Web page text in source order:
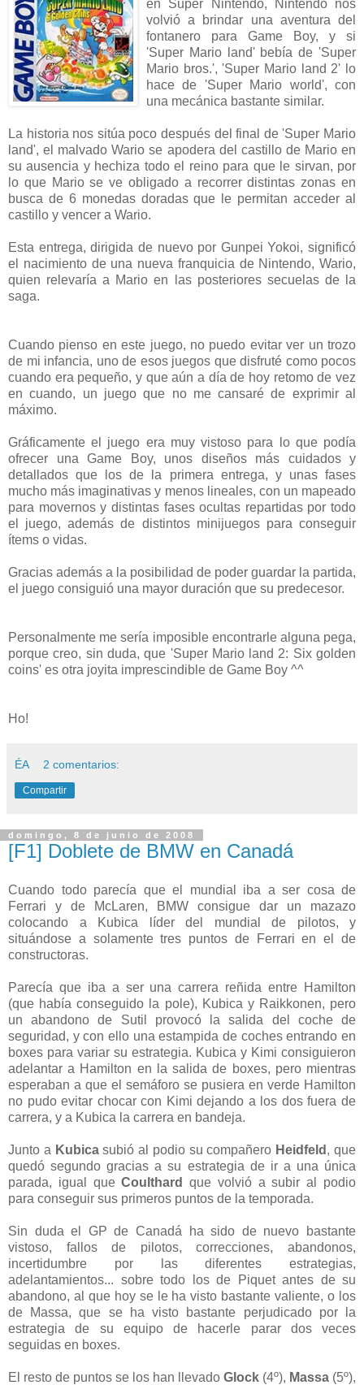
en Super Nintendo, Nintendo nos
volvió a brindar una aventura del
fontanero para Game Boy, y si
'Super Mario land' bebía de 'Super
Mario bros.', 'Super Mario land 2' lo
hace de 'Super Mario world', con
una mecánica bastante similar.
La historia nos sitúa poco después del final de 'Super Mario
land', el malvado Wario se apodera del castillo de Mario en
su ausencia y hechiza todo el reino para que le sirvan, por
lo que Mario se ve obligado a recorrer distintas zonas en
busca de 6 monedas doradas que le permitan acceder al
castillo y vencer a Wario.
Esta entrega, dirigida de nuevo por Gunpei Yokoi, significó
el nacimiento de una nueva franquicia de Nintendo, Wario,
quien relevaría a Mario en las posteriores secuelas de la
saga.
Cuando pienso en este juego, no puedo evitar ver un trozo
de mi infancia, uno de esos juegos que disfruté como pocos
cuando era pequeño, y que aún a día de hoy retomo de vez
en cuando, un juego que no me cansaré de exprimir al
máximo.
Gráficamente el juego era muy vistoso para lo que podía
ofrecer una Game Boy, unos diseños más cuidados y
detallados que los de la primera entrega, y unas fases
mucho más imaginativas y menos lineales, con un mapeado
para movernos y distintas fases ocultas repartidas por todo
el juego, además de distintos minijuegos para conseguir
ítems o vidas.
Gracias además a la posibilidad de poder guardar la partida,
el juego consiguió una mayor duración que su predecesor.
Personalmente me sería imposible encontrarle alguna pega,
porque creo, sin duda, que 'Super Mario land 2: Six golden
coins' es otra joyita imprescindible de Game Boy ^^
Ho!
ÉA 2 comentarios:
Compartir
domingo, 8 de junio de 2008
[F1] Doblete de BMW en Canadá
Cuando todo parecía que el mundial iba a ser cosa de
Ferrari y de McLaren, BMW consigue dar un mazazo
colocando a Kubica líder del mundial de pilotos, y
situándose a solamente tres puntos de Ferrari en el de
constructoras.
Parecía que iba a ser una carrera reñida entre Hamilton
(que había conseguido la pole), Kubica y Raikkonen, pero
un abandono de Sutil provocó la salida del coche de
seguridad, y con ello una estampida de coches entrando en
boxes para variar su estrategia. Kubica y Kimi consiguieron
adelantar a Hamilton en la salida de boxes, pero mientras
esperaban a que el semáforo se pusiera en verde Hamilton
no pudo evitar chocar con Kimi dejando a los dos fuera de
carrera, y a Kubica la carrera en bandeja.
Junto a Kubicasubió al podio su compañero Heidfeld , que
quedó segundo gracias a su estrategia de ir a una única
parada, igual queCoulthard
que volvió a subir al podio
para conseguir sus primeros puntos de la temporada.
Sin duda el GP de Canadá ha sido de nuevo bastante
vistoso, fallos de pilotos, correcciones, abandonos,
incertidumbre por las diferentes estrategias,
adelantamientos... sobre todo los de Piquet antes de su
abandono, al que hoy se le ha visto bastante valiente, o los
de Massa, que se ha visto bastante perjudicado por la
estrategia de su equipo de hacerle parar dos veces
seguidas en boxes.
El resto de puntos se los han llevado Glock (4º), Massa (5º),